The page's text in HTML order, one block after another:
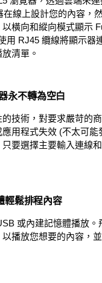
在線上設計您的內容，
橫向和縱向模式顯示
用 RJ45 纜線將顯示器
清單。
永不轉為空白
技術，對要求嚴苛的
用程式失效 (不太可能
要選擇主要輸入連線
輕鬆排程內容
或內建記憶體播放。
播放您想要的內容，